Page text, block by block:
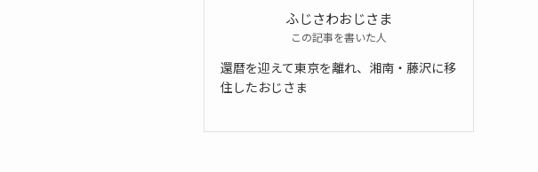
ふじさわおじさま
この記事を書いた人
還暦を迎えて東京を離れ、湘南・藤沢に移
住したおじさま